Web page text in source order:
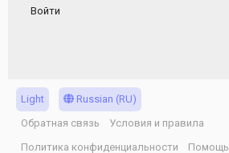
Войти
Light
Russian (RU)
Обратная связь
Условия и правила
Политика конфиденциальности
Помощь